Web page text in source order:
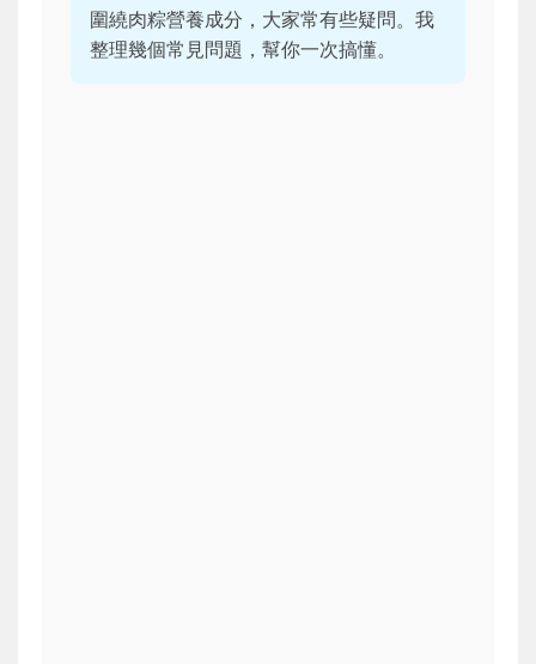
圍繞肉粽營養成分，大家常有些疑問。我
整理幾個常見問題，幫你一次搞懂。